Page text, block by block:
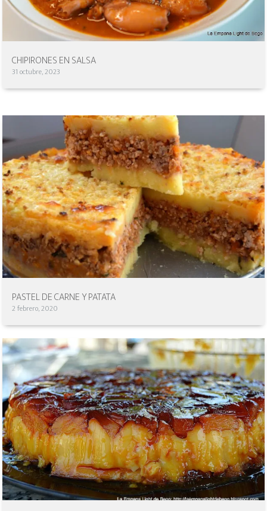
CHIPIRONES EN SALSA
31 octubre, 2023
PASTEL DE CARNE Y PATATA
2 febrero, 2020